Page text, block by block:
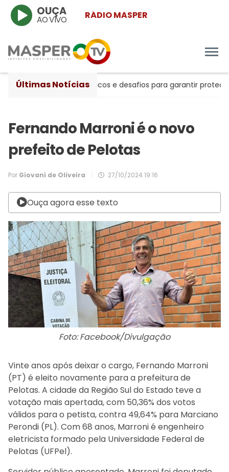
RÁDIO MASPER
OUÇA
AO VIVO
Últimas Notícias
entre avanços históricos e desafios para garantir proteção
Fernando Marroni é o novo
prefeito de Pelotas
Por Giovani de Oliveira 27/10/2024 19:16
Ouça agora esse texto
Foto: Facebook/Divulgação
Vinte anos após deixar o cargo, Fernando Marroni
(PT) é eleito novamente para a prefeitura de
Pelotas. A cidade da Região Sul do Estado teve a
votação mais apertada, com 50,36% dos votos
válidos para o petista, contra 49,64% para Marciano
Perondi (PL). Com 68 anos, Marroni é engenheiro
eletricista formado pela Universidade Federal de
Pelotas (UFPel).